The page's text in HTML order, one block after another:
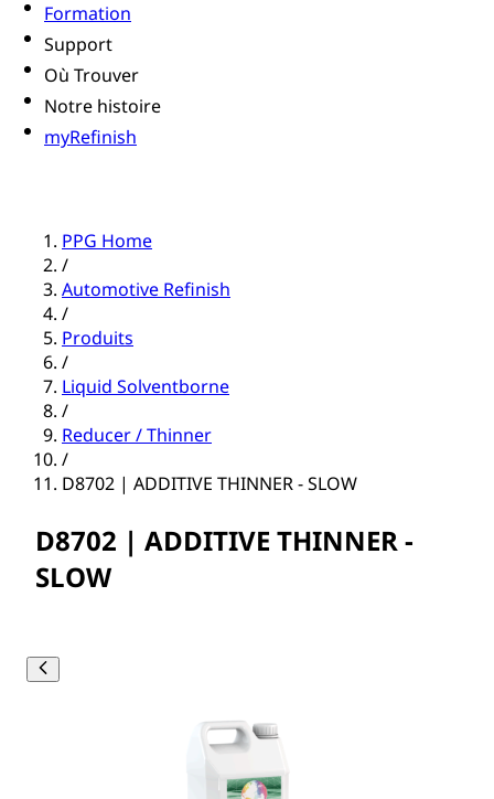
Formation
Support
Où Trouver
Notre histoire
myRefinish
PPG Home
/
Automotive Refinish
/
Produits
/
Liquid Solventborne
/
Reducer / Thinner
/
D8702 | ADDITIVE THINNER - SLOW
D8702 | ADDITIVE THINNER -
SLOW